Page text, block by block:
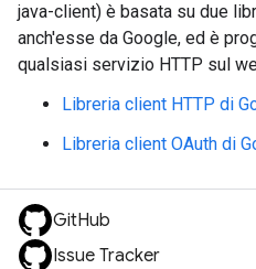
java-client) è basata su due
anch'esse da Google, ed è
qualsiasi servizio HTTP sul
Libreria client HTTP di
Libreria client OAuth di
GitHub
Issue Tracker